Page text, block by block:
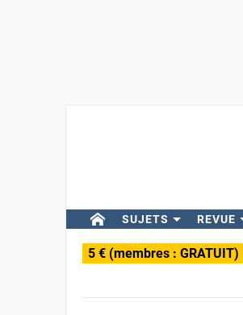
SUJETS REVUE
5 € (membres : GRATUIT)